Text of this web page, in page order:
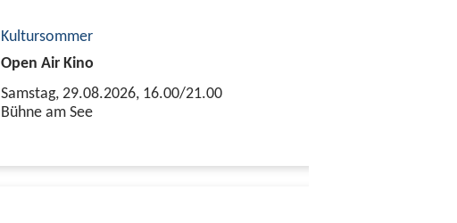
Kultursommer
Open Air Kino
Samstag, 29.08.2026, 16.00/21.00
Bühne am See